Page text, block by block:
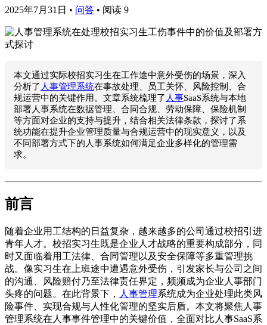
2025年7月31日 • 问答 • 阅读 9
本文通过实际校招实习生在工作途中意外受伤的场景，深入
分析了 人事管理系统在事故处理、员工关怀、风险控制、合
规运营中的关键作用。文章系统梳理了 人事SaaS系统与本地
部署人事系统在数据管理、合同合规、劳动保障、保险机制
等方面对企业的支持与提升，结合相关法律条款，探讨了系
统功能在提升企业管理质量与合规运营中的现实意义，以及
不同部署方式下的人事系统如何满足企业多样化的管理需
求。
前言
随着企业用工结构的日益复杂，越来越多的公司通过校招引进
青年人才。校招实习生既是企业人才战略的重要构成部分，同
时又面临着用工法律、合同管理以及安全保障等多重管理挑
战。像实习生在上班途中遭遇意外受伤，引发家长与公司之间
的沟通、风险赔付乃至法律责任界定，频频成为企业人事部门
头疼的问题。在此背景下， 人事管理系统成为企业处理此类风
险事件、实现合规与人性化管理的坚实后盾。本文将聚焦人事
管理系统在人事事件管理中的关键价值，全面对比人事SaaS系